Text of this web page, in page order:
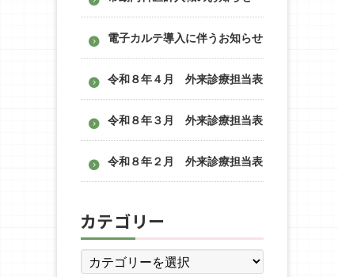
電子カルテ導入に伴うお知らせ
令和８年４月 外来診療担当表
令和８年３月 外来診療担当表
令和８年２月 外来診療担当表
カテゴリー